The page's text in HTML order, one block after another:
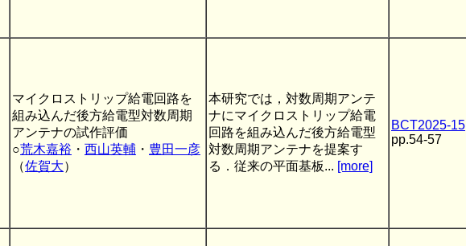
マイクロストリップ給電回路を
組み込んだ後方給電型対数周期
アンテナの試作評価
○荒木嘉裕 ・ 西山英輔 ・ 豊田一彦
（佐賀大）
本研究では，対数周期アンテ
ナにマイクロストリップ給電
回路を組み込んだ後方給電型
対数周期アンテナを提案す
る．従来の平面基板... [more]
BCT2025-15
pp.54-57